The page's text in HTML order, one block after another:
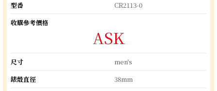
型番
CR2113-0
收購參考價格
ASK
尺寸
men's
錶殼直徑
38mm